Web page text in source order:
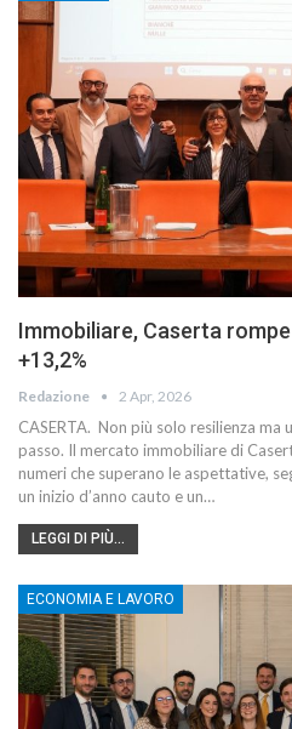
Immobiliare, Caserta
+13,2%
Redazione 2 Apr, 2026
CASERTA. Non più solo resilienza
passo. Il mercato immobiliare di
numeri che superano le aspettative,
un inizio d’anno cauto e un…
LEGGI DI PIÙ...
ECONOMIA E LAVORO